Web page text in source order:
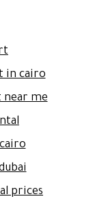
in cairo
me
prices